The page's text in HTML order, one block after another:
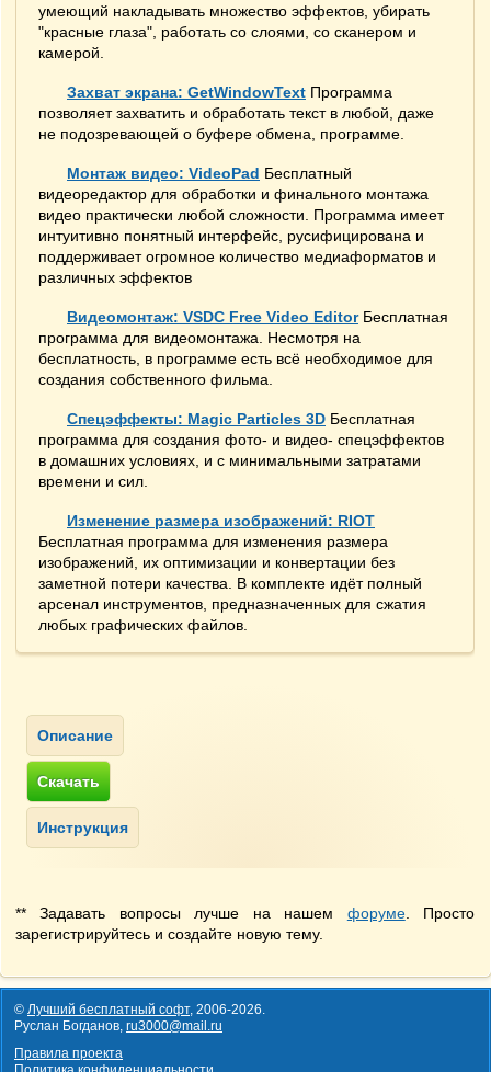
умеющий накладывать множество эффектов, убирать
"красные глаза", работать со слоями, со сканером и
камерой.
Захват экрана: GetWindowText Программа
позволяет захватить и обработать текст в любой, даже
не подозревающей о буфере обмена, программе.
Монтаж видео: VideoPad Бесплатный
видеоредактор для обработки и финального монтажа
видео практически любой сложности. Программа имеет
интуитивно понятный интерфейс, русифицирована и
поддерживает огромное количество медиаформатов и
различных эффектов
Видеомонтаж: VSDC Free Video EditorБесплатная
программа для видеомонтажа. Несмотря на
бесплатность, в программе есть всё необходимое для
создания собственного фильма.
Спецэффекты: Magic Particles 3D Бесплатная
программа для создания фото- и видео- спецэффектов
в домашних условиях, и с минимальными затратами
времени и сил.
Изменение размера изображений: RIOT
Бесплатная программа для изменения размера
изображений, их оптимизации и конвертации без
заметной потери качества. В комплекте идёт полный
арсенал инструментов, предназначенных для сжатия
любых графических файлов.
** Задавать вопросы лучше на нашем форуме. Просто
зарегистрируйтесь и создайте новую тему.
© Лучший бесплатный софт, 2006-2026.
Руслан Богданов, ru3000@mail.ru
Правила проекта